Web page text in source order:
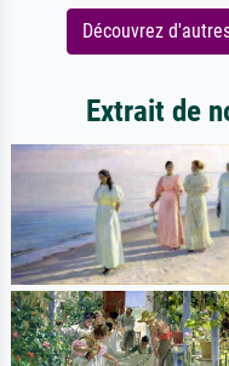
Découvrez
Extrait de